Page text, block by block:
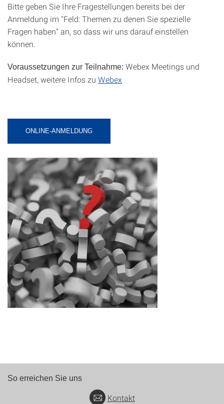
Bitte geben Sie Ihre Fragestellungen bereits bei der
Anmeldung im "Feld: Themen zu denen Sie spezielle
Fragen haben" an, so dass wir uns darauf einstellen
können.
Voraussetzungen zur Teilnahme: Webex Meetings und
Headset, weitere Infos zu Webex
ONLINE-ANMELDUNG
So erreichen Sie uns
Kontakt